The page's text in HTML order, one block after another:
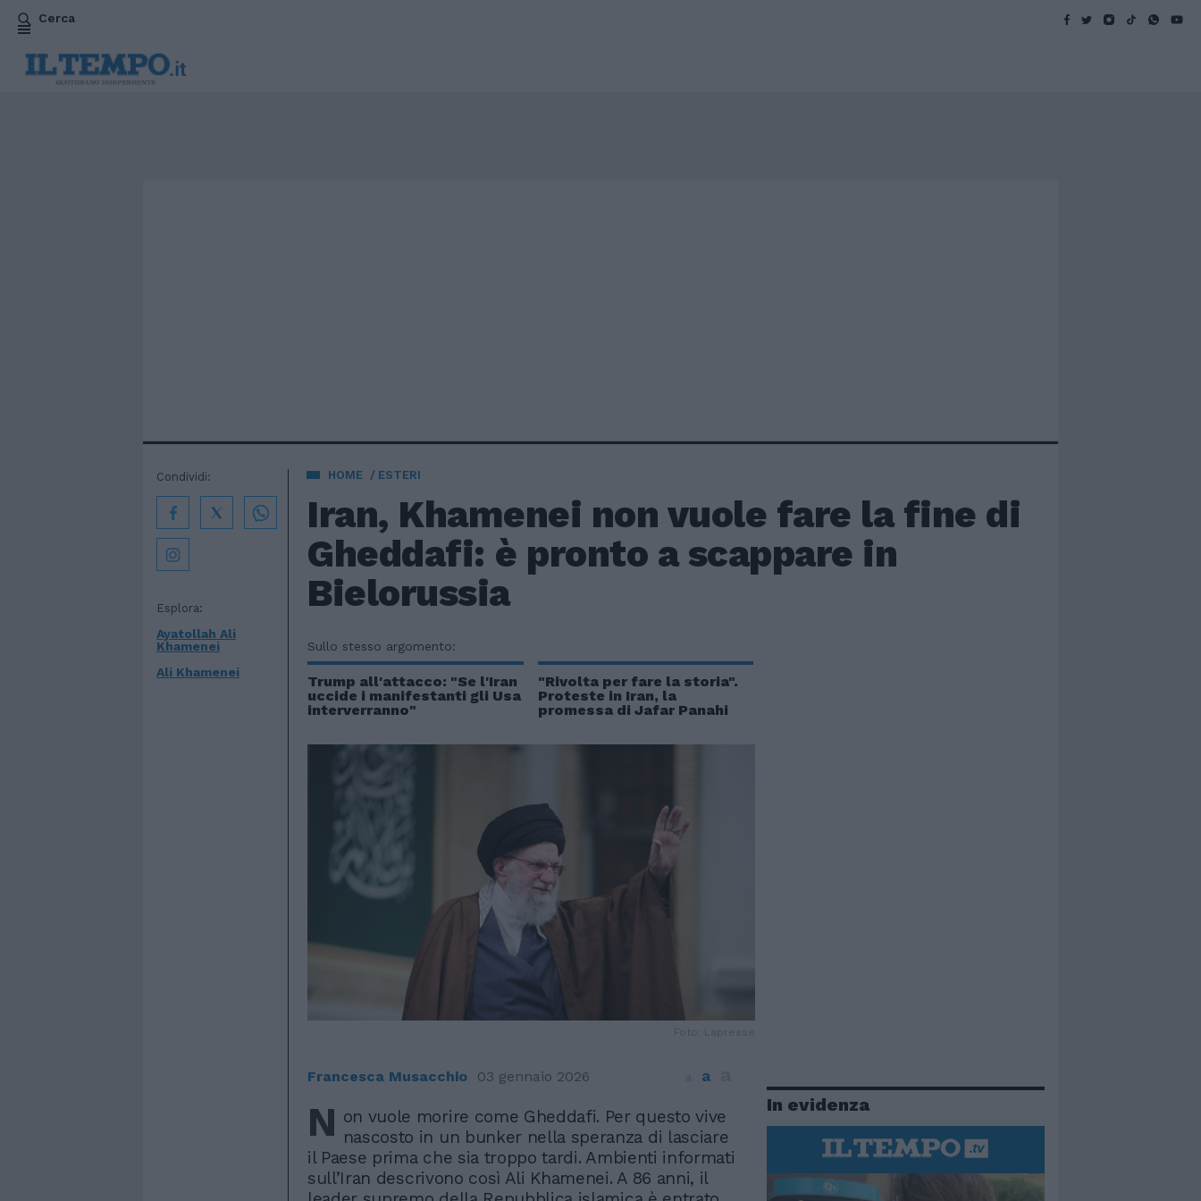
Cerca
HOME ESTERI
Iran, Khamenei non vuole fare la fine di
Gheddafi: è pronto a scappare in
Bielorussia
Esplora:
Ayatollah Ali
Khamenei
Ali Khamenei
Condividi:
Sullo stesso argomento:
Trump all'attacco: "Se l'Iran
uccide i manifestanti gli Usa
interverranno"
"Rivolta per fare la storia".
Proteste in Iran, la
promessa di Jafar Panahi
Francesca Musacchio 03 gennaio 2026 a
N on vuole morire come Gheddafi. Per questo vive
nascosto in un bunker nella speranza di lasciare
il Paese prima che sia troppo tardi. Ambienti informati
sull’Iran descrivono così Ali Khamenei. A 86 anni, il
In evidenza